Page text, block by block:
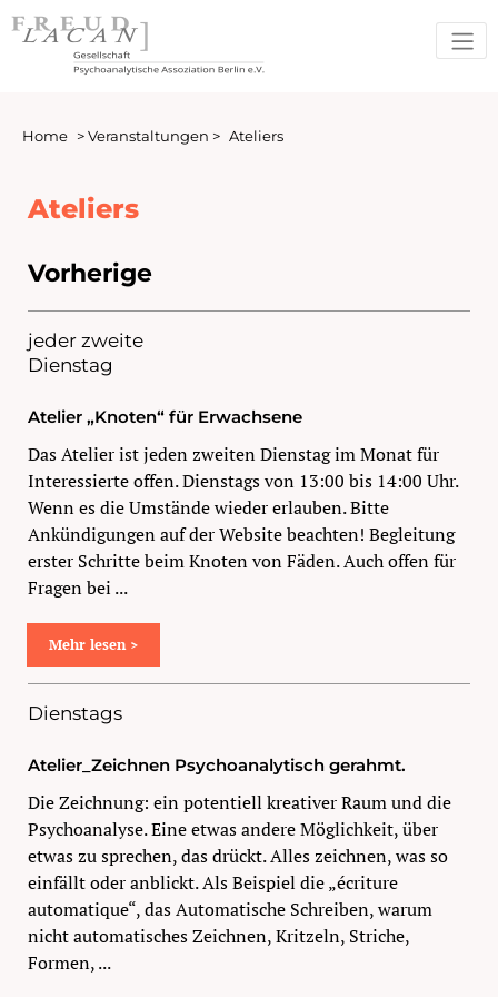
Home >Veranstaltungen > Ateliers
Ateliers
Vorherige
jeder zweite
Dienstag
Atelier „Knoten“ für Erwachsene
Das Atelier ist jeden zweiten Dienstag im Monat für
Interessierte offen. Dienstags von 13:00 bis 14:00 Uhr.
Wenn es die Umstände wieder erlauben. Bitte
Ankündigungen auf der Website beachten! Begleitung
erster Schritte beim Knoten von Fäden. Auch offen für
Fragen bei ...
Mehr lesen >
Dienstags
Atelier_Zeichnen Psychoanalytisch gerahmt.
Die Zeichnung: ein potentiell kreativer Raum und die
Psychoanalyse. Eine etwas andere Möglichkeit, über
etwas zu sprechen, das drückt. Alles zeichnen, was so
einfällt oder anblickt. Als Beispiel die „écriture
automatique“, das Automatische Schreiben, warum
nicht automatisches Zeichnen, Kritzeln, Striche,
Formen, ...